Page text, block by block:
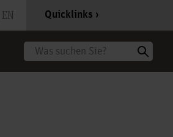
EN Quicklinks
Suche